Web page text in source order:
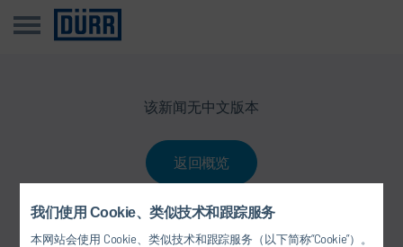
我们使用 Cookie、类似技术和跟踪服务
本网站会使用 Cookie、类似技术和跟踪服务（以下简称“Cookie”）。
该新闻无中文版本
返回概览